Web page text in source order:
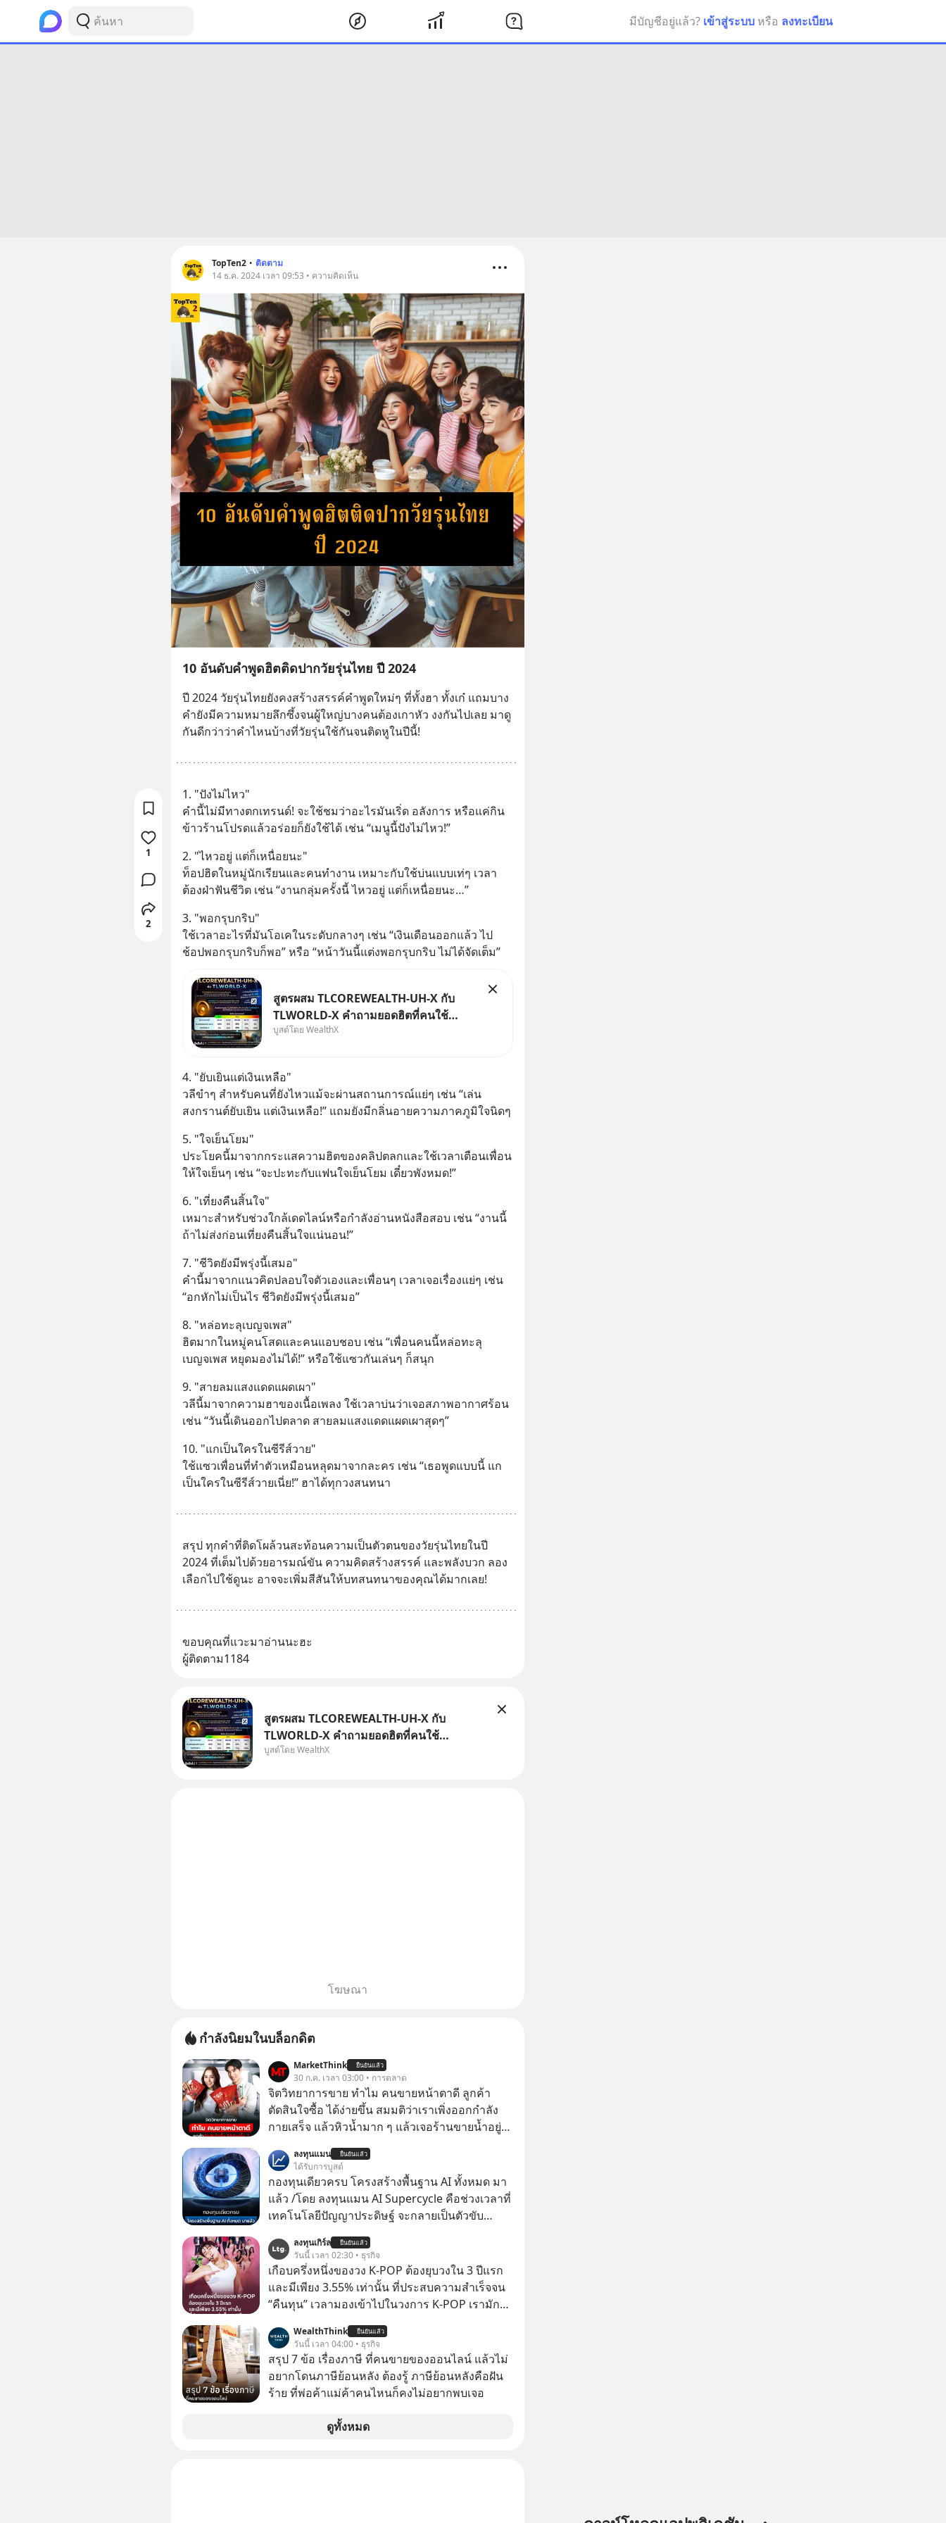
มีบัญชีอยู่แล้ว? เข้าสู่ระบบ หรือ ลงทะเบียน
TopTen2 • ติดตาม
14 ธ.ค. 2024 เวลา 09:53 • ความคิดเห็น
10 อันดับคำพูดฮิตติดปากวัยรุ่นไทย ปี 2024
ปี 2024 วัยรุ่นไทยยังคงสร้างสรรค์คำพูดใหม่ๆ ที่ทั้งฮา ทั้งเก๋ แถมบาง
คำยังมีความหมายลึกซึ้งจนผู้ใหญ่บางคนต้องเกาหัว งงกันไปเลย มาดู
กันดีกว่าว่าคำไหนบ้างที่วัยรุ่นใช้กันจนติดหูในปีนี้!
1. "ปังไม่ไหว"
คำนี้ไม่มีทางตกเทรนด์! จะใช้ชมว่าอะไรมันเริ่ด อลังการ หรือแค่กิน
ข้าวร้านโปรดแล้วอร่อยก็ยังใช้ได้ เช่น “เมนูนี้ปังไม่ไหว!”
2. "ไหวอยู่ แต่ก็เหนื่อยนะ"
ท็อปฮิตในหมู่นักเรียนและคนทำงาน เหมาะกับใช้บ่นแบบเท่ๆ เวลา
ต้องฝ่าฟันชีวิต เช่น “งานกลุ่มครั้งนี้ ไหวอยู่ แต่ก็เหนื่อยนะ…”
3. "พอกรุบกริบ"
ใช้เวลาอะไรที่มันโอเคในระดับกลางๆ เช่น “เงินเดือนออกแล้ว ไป
ช้อปพอกรุบกริบก็พอ” หรือ “หน้าวันนี้แต่งพอกรุบกริบ ไม่ได้จัดเต็ม”
สูตรผสม TLCOREWEALTH-UH-X กับ
TLWORLD-X คำถามยอดฮิตที่คนใช้
WealthX ถามเข้ามา
บูสต์โดย WealthX
4. "ยับเยินแต่เงินเหลือ"
วลีขำๆ สำหรับคนที่ยังไหวแม้จะผ่านสถานการณ์แย่ๆ เช่น “เล่น
สงกรานต์ยับเยิน แต่เงินเหลือ!” แถมยังมีกลิ่นอายความภาคภูมิใจนิดๆ
5. "ใจเย็นโยม"
ประโยคนี้มาจากกระแสความฮิตของคลิปตลกและใช้เวลาเตือนเพื่อน
ให้ใจเย็นๆ เช่น “จะปะทะกับแฟนใจเย็นโยม เดี๋ยวพังหมด!”
6. "เที่ยงคืนสิ้นใจ"
เหมาะสำหรับช่วงใกล้เดดไลน์หรือกำลังอ่านหนังสือสอบ เช่น “งานนี้
ถ้าไม่ส่งก่อนเที่ยงคืนสิ้นใจแน่นอน!”
7. "ชีวิตยังมีพรุ่งนี้เสมอ"
คำนี้มาจากแนวคิดปลอบใจตัวเองและเพื่อนๆ เวลาเจอเรื่องแย่ๆ เช่น
“อกหักไม่เป็นไร ชีวิตยังมีพรุ่งนี้เสมอ”
8. "หล่อทะลุเบญจเพส"
ฮิตมากในหมู่คนโสดและคนแอบชอบ เช่น “เพื่อนคนนี้หล่อทะลุ
เบญจเพส หยุดมองไม่ได้!” หรือใช้แซวกันเล่นๆ ก็สนุก
9. "สายลมแสงแดดแผดเผา"
วลีนี้มาจากความฮาของเนื้อเพลง ใช้เวลาบ่นว่าเจอสภาพอากาศร้อน
เช่น “วันนี้เดินออกไปตลาด สายลมแสงแดดแผดเผาสุดๆ”
10. "แกเป็นใครในซีรีส์วาย"
ใช้แซวเพื่อนที่ทำตัวเหมือนหลุดมาจากละคร เช่น “เธอพูดแบบนี้ แก
เป็นใครในซีรีส์วายเนี่ย!” ฮาได้ทุกวงสนทนา
สรุป ทุกคำที่ติดโผล้วนสะท้อนความเป็นตัวตนของวัยรุ่นไทยในปี
2024 ที่เต็มไปด้วยอารมณ์ขัน ความคิดสร้างสรรค์ และพลังบวก ลอง
เลือกไปใช้ดูนะ อาจจะเพิ่มสีสันให้บทสนทนาของคุณได้มากเลย!
ขอบคุณที่แวะมาอ่านนะฮะ
ผู้ติดตาม1184
1
2
สูตรผสม TLCOREWEALTH-UH-X กับ
TLWORLD-X คำถามยอดฮิตที่คนใช้
WealthX ถามเข้ามา
บูสต์โดย WealthX
โฆษณา
กำลังนิยมในบล็อกดิต
MarketThink ยืนยันแล้ว
30 ก.ค. เวลา 03:00 • การตลาด
จิตวิทยาการขาย ทำไม คนขายหน้าตาดี ลูกค้า
ตัดสินใจซื้อ ได้ง่ายขึ้น สมมติว่าเราเพิ่งออกกำลัง
กายเสร็จ แล้วหิวน้ำมาก ๆ แล้วเจอร้านขายน้ำอยู่
ลงทุนแมน ยืนยันแล้ว
ได้รับการบูสต์
กองทุนเดียวครบ โครงสร้างพื้นฐาน AI ทั้งหมด มา
แล้ว /โดย ลงทุนแมน AI Supercycle คือช่วงเวลาที่
เทคโนโลยีปัญญาประดิษฐ์ จะกลายเป็นตัวขับ
ชีวิตของผู้คนอย่างยาวนานต่อจากนี้
ลงทุนเกิร์ล ยืนยันแล้ว
วันนี้ เวลา 02:30 • ธุรกิจ
เกือบครึ่งหนึ่งของวง K-POP ต้องยุบวงใน 3 ปีแรก
และมีเพียง 3.55% เท่านั้น ที่ประสบความสำเร็จจน
“คืนทุน” เวลามองเข้าไปในวงการ K-POP เรามักจะ
ระดับสเตเดียม และยอดขายอัลบัมถล่มทลายจากวง
ตัวท็อปอย่าง BTS, BLACKPINK หรือ SEVENTEEN
WealthThink ยืนยันแล้ว
วันนี้ เวลา 04:00 • ธุรกิจ
สรุป 7 ข้อ เรื่องภาษี ที่คนขายของออนไลน์ แล้วไม่
อยากโดนภาษีย้อนหลัง ต้องรู้ ภาษีย้อนหลังคือฝัน
ร้าย ที่พ่อค้าแม่ค้าคนไหนก็คงไม่อยากพบเจอ
ดูทั้งหมด